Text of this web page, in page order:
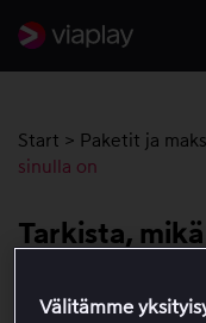
Start > Paketit ja
sinulla on
Tarkista,
Välitämme